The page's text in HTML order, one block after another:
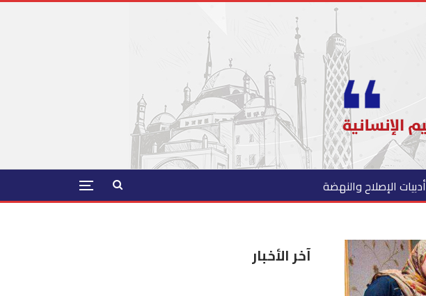
أدبيات الإصلاح والنهضة
آخر الأخبار